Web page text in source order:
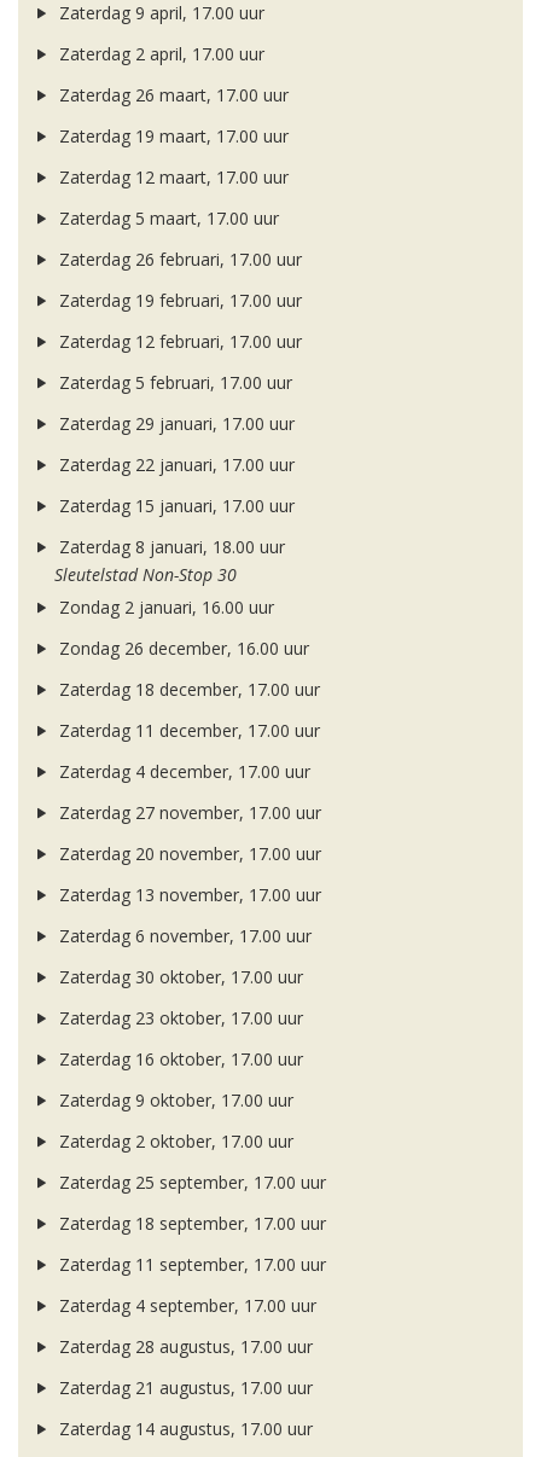
Zaterdag 9 april, 17.00 uur
Zaterdag 2 april, 17.00 uur
Zaterdag 26 maart, 17.00 uur
Zaterdag 19 maart, 17.00 uur
Zaterdag 12 maart, 17.00 uur
Zaterdag 5 maart, 17.00 uur
Zaterdag 26 februari, 17.00 uur
Zaterdag 19 februari, 17.00 uur
Zaterdag 12 februari, 17.00 uur
Zaterdag 5 februari, 17.00 uur
Zaterdag 29 januari, 17.00 uur
Zaterdag 22 januari, 17.00 uur
Zaterdag 15 januari, 17.00 uur
Zaterdag 8 januari, 18.00 uur
Sleutelstad Non-Stop 30
Zondag 2 januari, 16.00 uur
Zondag 26 december, 16.00 uur
Zaterdag 18 december, 17.00 uur
Zaterdag 11 december, 17.00 uur
Zaterdag 4 december, 17.00 uur
Zaterdag 27 november, 17.00 uur
Zaterdag 20 november, 17.00 uur
Zaterdag 13 november, 17.00 uur
Zaterdag 6 november, 17.00 uur
Zaterdag 30 oktober, 17.00 uur
Zaterdag 23 oktober, 17.00 uur
Zaterdag 16 oktober, 17.00 uur
Zaterdag 9 oktober, 17.00 uur
Zaterdag 2 oktober, 17.00 uur
Zaterdag 25 september, 17.00 uur
Zaterdag 18 september, 17.00 uur
Zaterdag 11 september, 17.00 uur
Zaterdag 4 september, 17.00 uur
Zaterdag 28 augustus, 17.00 uur
Zaterdag 21 augustus, 17.00 uur
Zaterdag 14 augustus, 17.00 uur